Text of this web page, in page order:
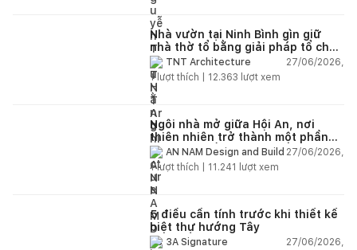
Nhà vườn tại Ninh Bình gìn giữ
nhà thờ tổ bằng giải pháp tổ chức
lại không gian
TNT Architecture
27/06/2026,
1lượt thích | 12.363 lượt xem
Ngôi nhà mở giữa Hội An, nơi
thiên nhiên trở thành một phần
của cuộc sống
AN NAM Design and Build 27/06/2026,
1lượt thích | 11.241 lượt xem
5 điều cần tính trước khi thiết kế
biệt thự hướng Tây
3A Signature
27/06/2026,